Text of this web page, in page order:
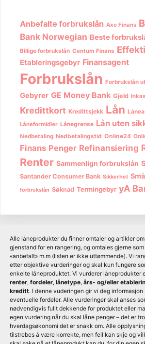
Anbefalte forbrukslån Axo Finans
Bank Norwegian Beste
Billige forbrukslån Centum Finans
Etableringsgebyr Finansagent
Forbrukslån Forbrukslån
Gebyrer GE Money Bank Gjeld
Kredittkort Kredittsjekk Lån
Låneformidler Lånegrense Lån uten
Nedbetaling Nedbetalingstid Online24
Finans Penger Refinansiering
Renter Sammenlign forbrukslån
Santander Consumer Bank Sikkerhet
forbrukslån Søknad Termingebyr yA
Alle låneprodukter du finner omtaler og artikler
gjenstand for en rangering, og omtales gjerne som
«anbefalt» m.m (listen er ikke uttømmende). Vi
etter objektive vurderinger og skal kun fungere
enkelte låneproduktet. Vi vurderer låneprodukter
renter, fordeler, lånetype, års- og/eller
kreditt. I denne vuderingen gir vi deg informasjon
eventuelle fordeler. Alle vurderinger skal anses
nødvendigvis fullt dekkende for produktet eller
egen vurdering når du skal låne penger – det er
hverdagsøkonomi det er snakk om. Alle
tilstrebes å være korrekte, men feil kan skje og